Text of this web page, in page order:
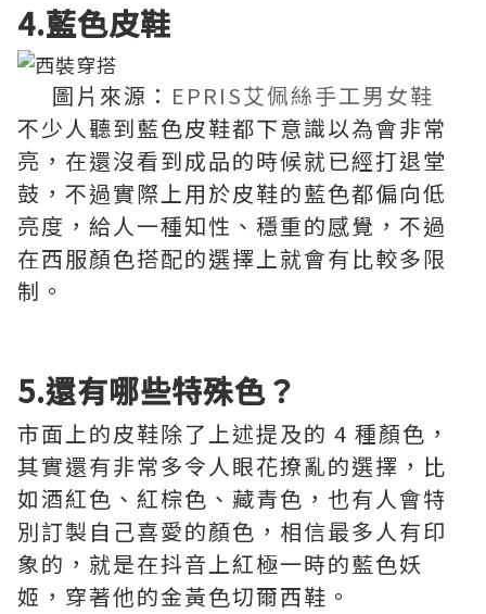
4.藍色皮鞋
圖片來源： EPRIS艾佩絲手工男女鞋
不少人聽到藍色皮鞋都下意識以為會非常
亮，在還沒看到成品的時候就已經打退堂
鼓，不過實際上用於皮鞋的藍色都偏向低
亮度，給人一種知性、穩重的感覺，不過
在西服顏色搭配的選擇上就會有比較多限
制。
5.還有哪些特殊色？
市面上的皮鞋除了上述提及的 4 種顏色，
其實還有非常多令人眼花撩亂的選擇，比
如酒紅色、紅棕色、藏青色，也有人會特
別訂製自己喜愛的顏色，相信最多人有印
象的，就是在抖音上紅極一時的藍色妖
姬，穿著他的金黃色切爾西鞋。